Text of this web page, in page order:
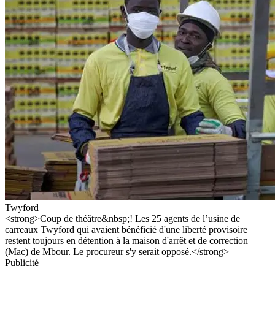
Twyford
<strong>Coup de théâtre&nbsp;! Les 25 agents de l’usine de
carreaux Twyford qui avaient bénéficié d'une liberté provisoire
restent toujours en détention à la maison d'arrêt et de correction
(Mac) de Mbour. Le procureur s'y serait opposé.</strong>
Publicité